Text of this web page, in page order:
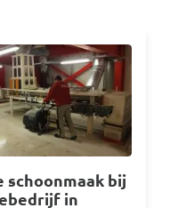
schoonmaak bij
in